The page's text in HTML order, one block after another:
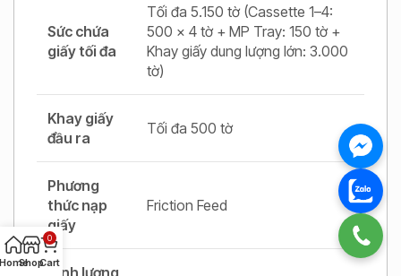
Sức chứa
giấy tối đa
Tối đa 5.150 tờ (Cassette 1–4:
500 x 4 tờ + MP Tray: 150 tờ +
Khay giấy dung lượng lớn: 3.000
tờ)
Khay giấy
đầu ra
Tối đa 500 tờ
Phương
thức nạp
giấy
Friction Feed
Định lượng
Shop
0
Cart